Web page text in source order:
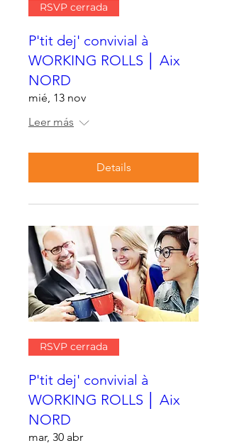
RSVP cerrada
P'tit dej' convivial à
WORKING ROLLS │ Aix
NORD
mié, 13 nov
Leer más
Details
RSVP cerrada
P'tit dej' convivial à
WORKING ROLLS │ Aix
NORD
mar, 30 abr